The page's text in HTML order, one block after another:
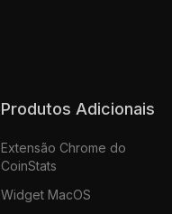
Produtos Adicionais
Extensão Chrome do
CoinStats
Widget MacOS